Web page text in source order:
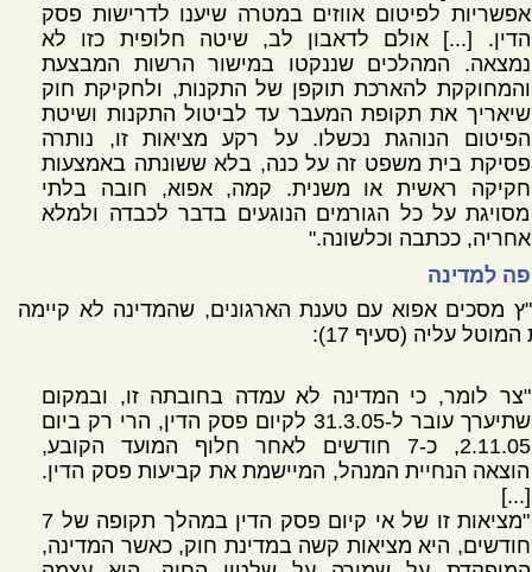
אפשריות לפיטום אווזים במטרה שיענו לדרישות פסק
הדין. [...] אולם לדאבון לב, שיטה חלופית כזו לא
נמצאה. המהלכים שננקטו במישור הרשות המבצעת
והמחוקקת להארכת תוקפן של התקנות, ולחקיקת חוק
שיאריך את תקופת המעבר עד לביטול התקנות ושיטת
הפיטום הנוהגת נכשלו. על רקע מציאות זו, נותרה
פסיקת בית משפט זה על כנה, בלא ששונתה באמצעות
חקיקה ראשית או משנית. קמה, אפוא, חובה בלתי
מסויגת על כל הגורמים הנוגעים בדבר לכבדה ולמלא
אחריה, ככתבה וכלשונה."
למדינה
מסכים אפוא עם טענת הארגונים, שהמדינה לא קיימה
עליה (סעיף 17):
"צר לומר, כי המדינה לא עמדה בחובתה זו, ובמקום
שתיערך עובר ל-31.3.05 לקיום פסק הדין, הרי רק ביום
2.11.05, כ-7 חודשים לאחר חלוף המועד הקובע,
הוצאה הנחיית המנהל, המיישמת את קביעות פסק הדין.
[...]
"מציאות זו של אי קיום פסק הדין במהלך תקופה של 7
חודשים, היא מציאות קשה במדינת חוק, כאשר המדינה,